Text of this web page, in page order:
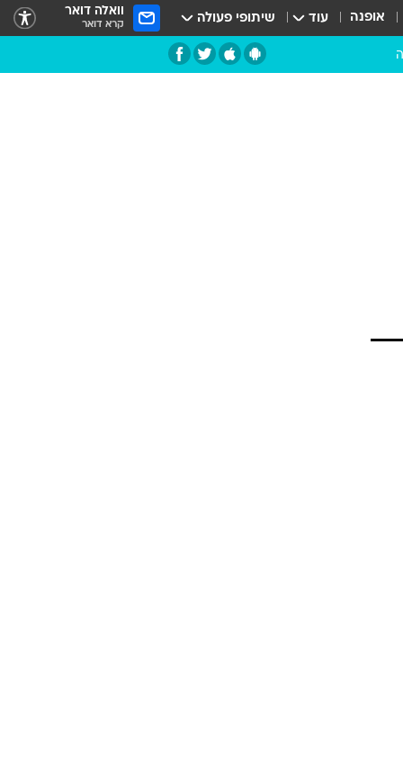
אופנה עוד שיתופי פעולה וואלה דואר
קרא דואר